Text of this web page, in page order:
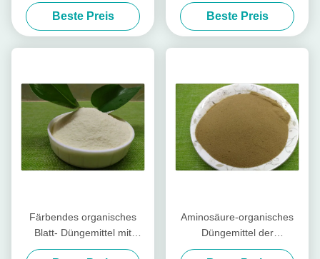
flüssiges Kalzium und Bor
Beste Preis
Aminokalzium mit Bor
Beste Preis
Färbendes organisches
Blatt- Düngemittel mit
Aminosäure-Phenylalanin
Aminosäure-organisches
Düngemittel der
Verpackungs-20kg,